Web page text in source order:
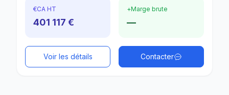
€CA HT
401 117 €
+Marge brute
—
Voir les détails Contacter